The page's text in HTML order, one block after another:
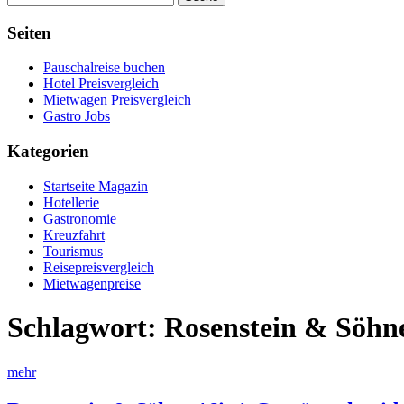
Seiten
Pauschalreise buchen
Hotel Preisvergleich
Mietwagen Preisvergleich
Gastro Jobs
Kategorien
Startseite Magazin
Hotellerie
Gastronomie
Kreuzfahrt
Tourismus
Reisepreisvergleich
Mietwagenpreise
Schlagwort: Rosenstein &
mehr